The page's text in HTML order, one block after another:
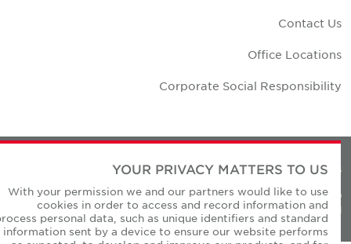
Contact Us
Office Locations
Corporate Social Responsibility
Privacy Policies
© Copyright Cushman & Wakefield Core 2026.
All Rights Reserved.
YOUR PRIVACY MATTERS TO US
With your permission we and our partners would like to use
cookies in order to access and record information and
process personal data, such as unique identifiers and standard
information sent by a device to ensure our website performs